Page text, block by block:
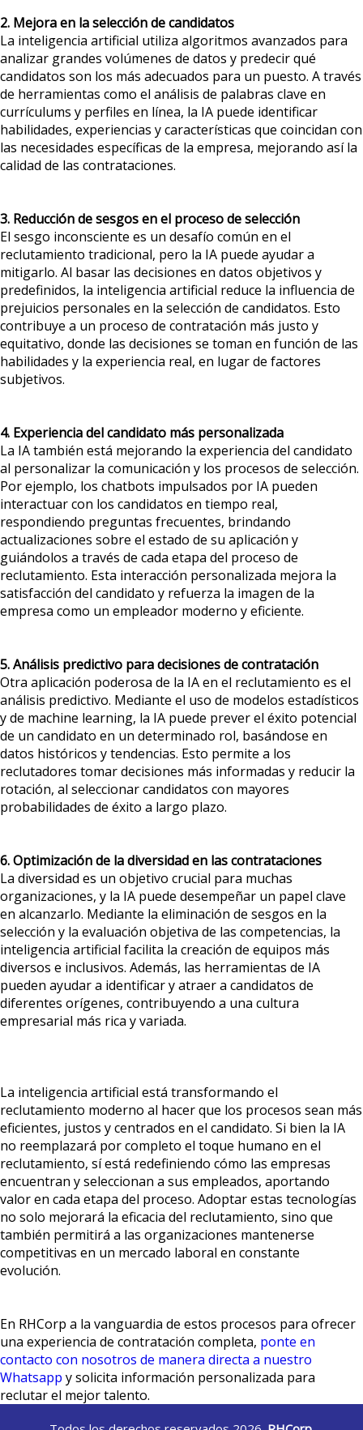
2. Mejora en la selección de candidatos
La inteligencia artificial utiliza algoritmos avanzados para
analizar grandes volúmenes de datos y predecir qué
candidatos son los más adecuados para un puesto. A través
de herramientas como el análisis de palabras clave en
currículums y perfiles en línea, la IA puede identificar
habilidades, experiencias y características que coincidan con
las necesidades específicas de la empresa, mejorando así la
calidad de las contrataciones.
3. Reducción de sesgos en el proceso de selección
El sesgo inconsciente es un desafío común en el
reclutamiento tradicional, pero la IA puede ayudar a
mitigarlo. Al basar las decisiones en datos objetivos y
predefinidos, la inteligencia artificial reduce la influencia de
prejuicios personales en la selección de candidatos. Esto
contribuye a un proceso de contratación más justo y
equitativo, donde las decisiones se toman en función de las
habilidades y la experiencia real, en lugar de factores
subjetivos.
4. Experiencia del candidato más personalizada
La IA también está mejorando la experiencia del candidato
al personalizar la comunicación y los procesos de selección.
Por ejemplo, los chatbots impulsados por IA pueden
interactuar con los candidatos en tiempo real,
respondiendo preguntas frecuentes, brindando
actualizaciones sobre el estado de su aplicación y
guiándolos a través de cada etapa del proceso de
reclutamiento. Esta interacción personalizada mejora la
satisfacción del candidato y refuerza la imagen de la
empresa como un empleador moderno y eficiente.
5. Análisis predictivo para decisiones de contratación
Otra aplicación poderosa de la IA en el reclutamiento es el
análisis predictivo. Mediante el uso de modelos estadísticos
y de machine learning, la IA puede prever el éxito potencial
de un candidato en un determinado rol, basándose en
datos históricos y tendencias. Esto permite a los
reclutadores tomar decisiones más informadas y reducir la
rotación, al seleccionar candidatos con mayores
probabilidades de éxito a largo plazo.
6. Optimización de la diversidad en las contrataciones
La diversidad es un objetivo crucial para muchas
organizaciones, y la IA puede desempeñar un papel clave
en alcanzarlo. Mediante la eliminación de sesgos en la
selección y la evaluación objetiva de las competencias, la
inteligencia artificial facilita la creación de equipos más
diversos e inclusivos. Además, las herramientas de IA
pueden ayudar a identificar y atraer a candidatos de
diferentes orígenes, contribuyendo a una cultura
empresarial más rica y variada.
La inteligencia artificial está transformando el
reclutamiento moderno al hacer que los procesos sean más
eficientes, justos y centrados en el candidato. Si bien la IA
no reemplazará por completo el toque humano en el
reclutamiento, sí está redefiniendo cómo las empresas
encuentran y seleccionan a sus empleados, aportando
valor en cada etapa del proceso. Adoptar estas tecnologías
no solo mejorará la eficacia del reclutamiento, sino que
también permitirá a las organizaciones mantenerse
competitivas en un mercado laboral en constante
evolución.
En RHCorp a la vanguardia de estos procesos para ofrecer
una experiencia de contratación completa, ponte en
contacto con nosotros de manera directa a nuestro
Whatsapp y solicita información personalizada para
reclutar el mejor talento.